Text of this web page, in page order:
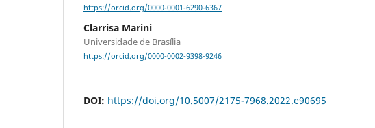
https://orcid.org/0000-0001-6290-6367
Clarrisa Marini
Universidade de Brasília
https://orcid.org/0000-0002-9398-9246
DOI: https://doi.org/10.5007/2175-7968.2022.e90695